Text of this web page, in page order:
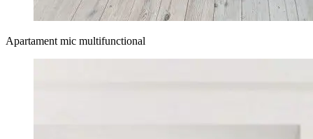
Apartament mic multifunctional